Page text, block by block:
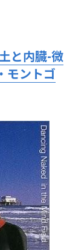
と内臓-微
モントゴ